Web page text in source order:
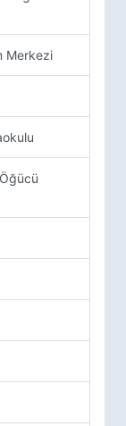
Merkezi